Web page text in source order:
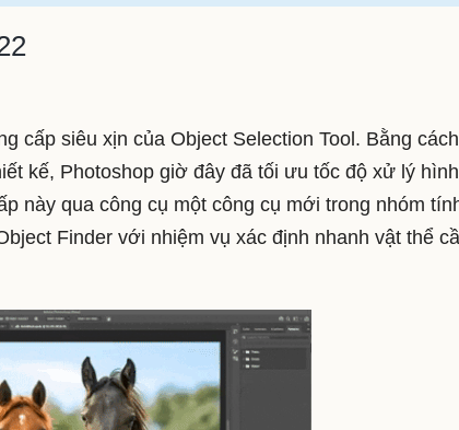
cấp siêu xịn của Object Selection Tool. Bằng
kế, Photoshop giờ đây đã tối ưu tốc độ xử lý
này qua công cụ một công cụ mới trong nhóm
Finder với nhiệm vụ xác định nhanh vật thể